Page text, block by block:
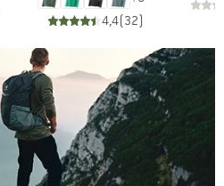
4,4(32)